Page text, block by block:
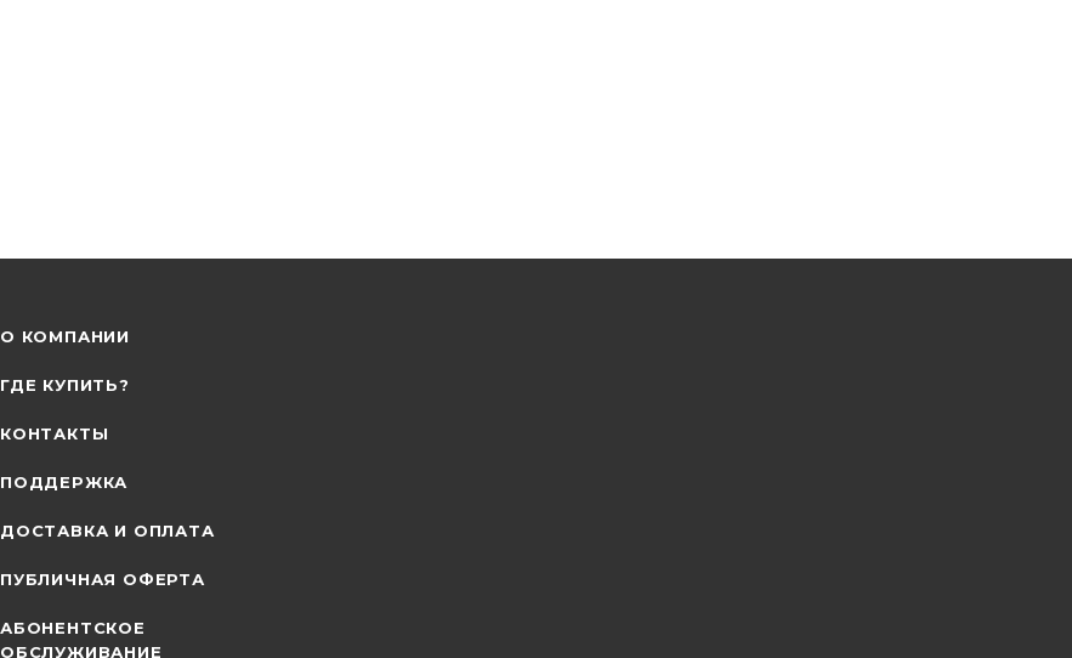
О КОМПАНИИ
ГДЕ КУПИТЬ?
КОНТАКТЫ
ПОДДЕРЖКА
ДОСТАВКА И ОПЛАТА
ПУБЛИЧНАЯ ОФЕРТА
АБОНЕНТСКОЕ
ОБСЛУЖИВАНИЕ